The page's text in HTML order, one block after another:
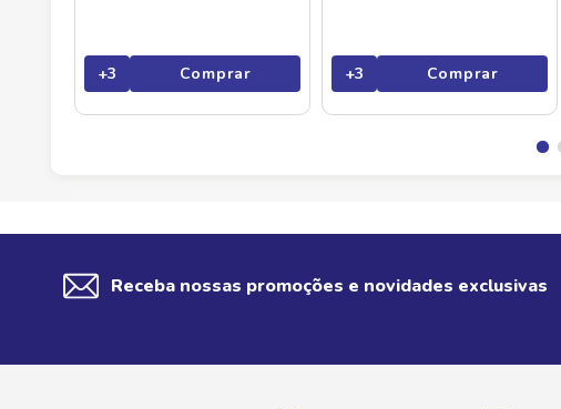
+3 Comprar +3 Comprar
Receba nossas promoções e novidades exclusivas